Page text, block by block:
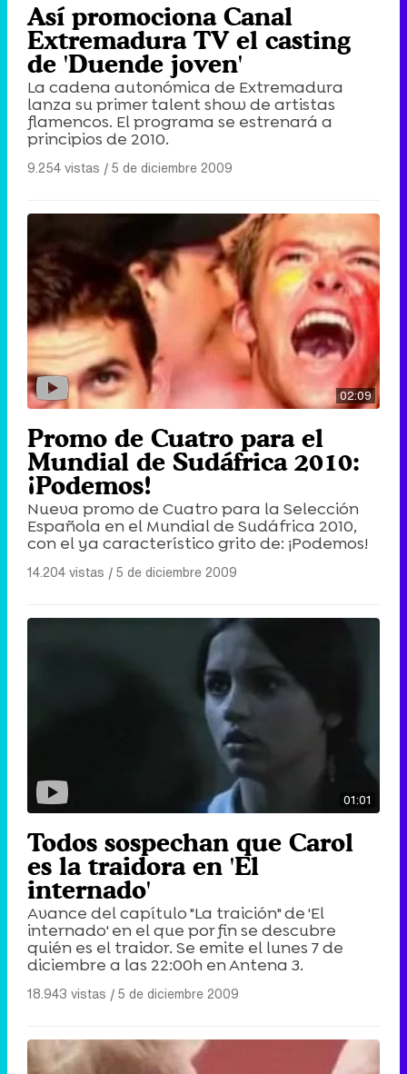
Así promociona Canal
Extremadura TV el casting
de 'Duende joven'
La cadena autonómica de Extremadura
lanza su primer talent show de artistas
flamencos. El programa se estrenará a
principios de 2010.
9.254 vistas |5 de diciembre 2009
02:09
Promo de Cuatro para el
Mundial de Sudáfrica 2010:
¡Podemos!
Nueva promo de Cuatro para la Selección
Española en el Mundial de Sudáfrica 2010,
con el ya característico grito de: ¡Podemos!
14.204 vistas |5 de diciembre 2009
01:01
Todos sospechan que Carol
es la traidora en 'El
internado'
Avance del capítulo "La traición" de 'El
internado' en el que por fin se descubre
quién es el traidor. Se emite el lunes 7 de
diciembre a las 22:00h en Antena 3.
18.943 vistas |5 de diciembre 2009